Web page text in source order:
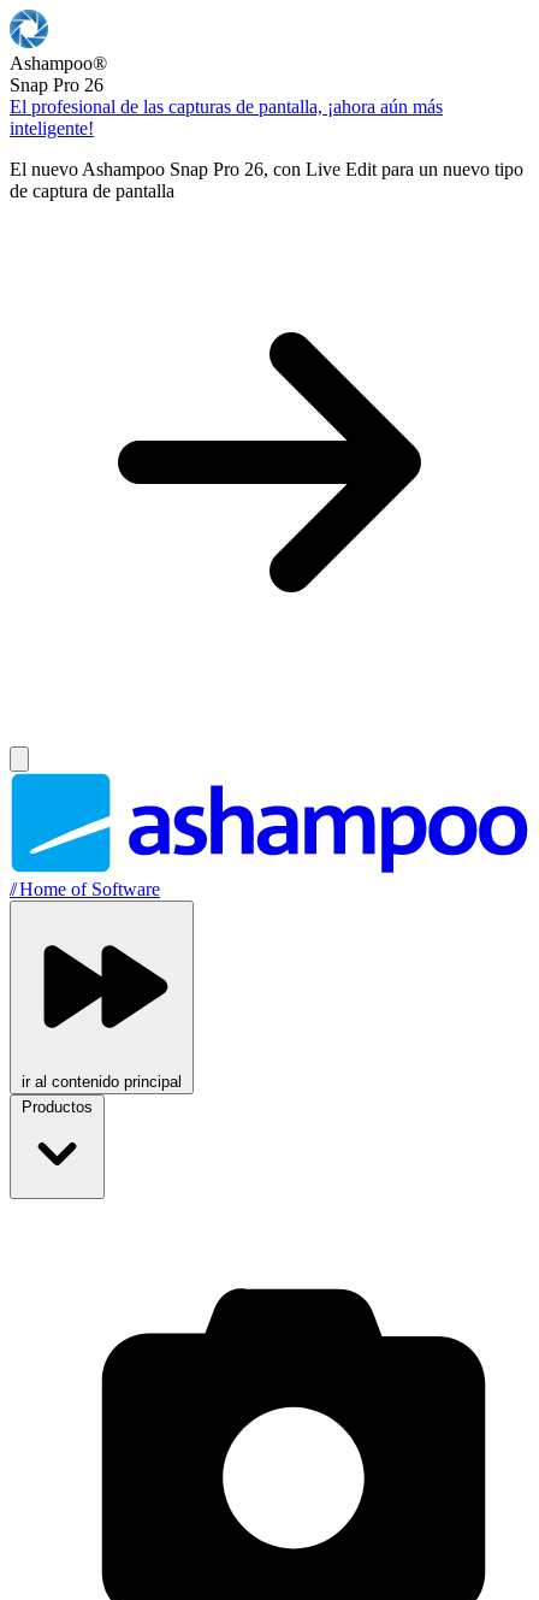
Ashampoo®
Snap Pro 26
El profesional de las capturas de pantalla, ¡ahora aún más
inteligente!
El nuevo Ashampoo Snap Pro 26, con Live Edit para un nuevo tipo
de captura de pantalla
//Home of Software
ir al contenido principal
Productos